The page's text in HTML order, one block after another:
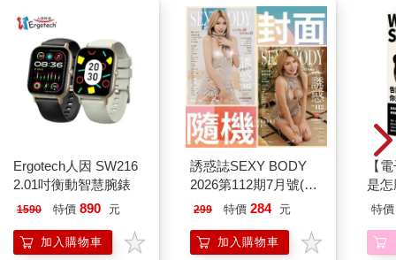
那個男人遲疑一下，接著點頭。「好，當然。」
那個小女孩盯著我，我發現自己瞪了回去。帶小孩來討論妻子出
軌的問題非常奇怪，但我又沒當過父母，有什麼資格說話？我父
母從來沒有花過這麼多時間和我培養感情。
「麻煩再告訴我一次你的名字？」我問，儘管我知道他叫大衛‧帕
克，傑克森有記錄，但我打算先對這個人勾勒出一個印象，再進
一步刺探。
「大衛。」他一邊說，一邊朝我伸出一隻手。「這是我女兒凱
雅。」
「嗨。」小女孩細聲說。
我試著對那孩子露出微笑，因為我覺得面對孩子就應該那麼做，
邊迅速走回我的辦公桌坐下。「你是為了你的妻子而來？」
Ergotech人因 SW216
2.01吋衡動智慧腕錶
1590 特價 890 元
加入購物車
誘惑誌SEXY BODY
2026第112期7月號(兩
款封面-不挑款隨機出
299 特價 284 元
加入購物車
【
是
特價